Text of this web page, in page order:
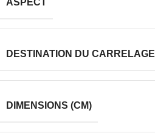
ASPECT
DESTINATION DU CARRELAGE
DIMENSIONS (CM)